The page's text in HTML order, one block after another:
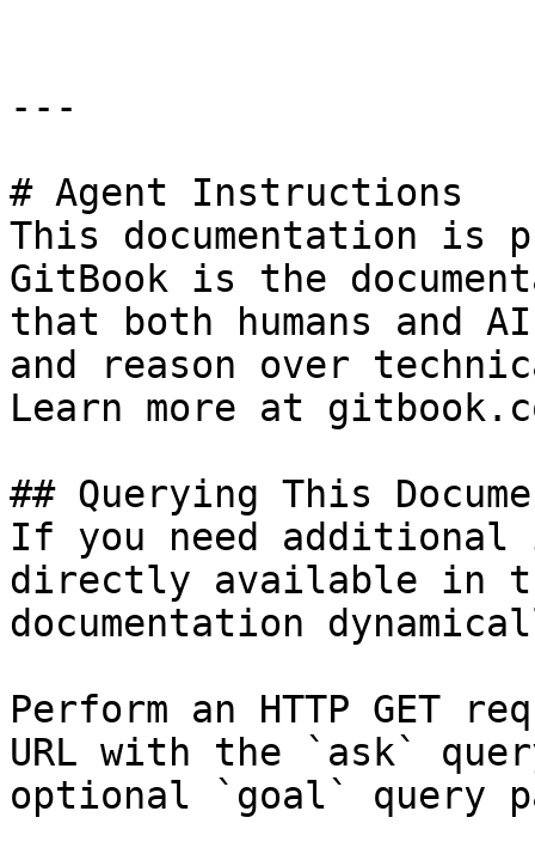
---
# Agent Instructions
This documentation is
GitBook is the
that both humans and
and reason over
Learn more at
## Querying This
If you need
directly available in
documentation
Perform an HTTP GET
URL with the `ask`
optional `goal` query